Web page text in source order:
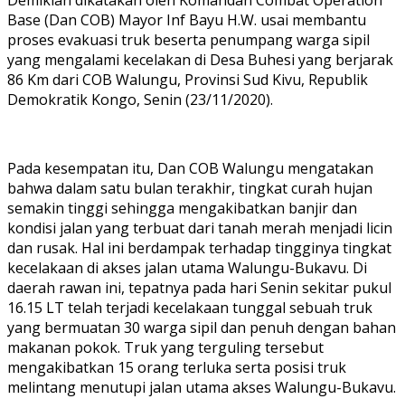
Base (Dan COB) Mayor Inf Bayu H.W. usai membantu
proses evakuasi truk beserta penumpang warga sipil
yang mengalami kecelakan di Desa Buhesi yang berjarak
86 Km dari COB Walungu, Provinsi Sud Kivu, Republik
Demokratik Kongo, Senin (23/11/2020).
Pada kesempatan itu, Dan COB Walungu mengatakan
bahwa dalam satu bulan terakhir, tingkat curah hujan
semakin tinggi sehingga mengakibatkan banjir dan
kondisi jalan yang terbuat dari tanah merah menjadi licin
dan rusak. Hal ini berdampak terhadap tingginya tingkat
kecelakaan di akses jalan utama Walungu-Bukavu. Di
daerah rawan ini, tepatnya pada hari Senin sekitar pukul
16.15 LT telah terjadi kecelakaan tunggal sebuah truk
yang bermuatan 30 warga sipil dan penuh dengan bahan
makanan pokok. Truk yang terguling tersebut
mengakibatkan 15 orang terluka serta posisi truk
melintang menutupi jalan utama akses Walungu-Bukavu.